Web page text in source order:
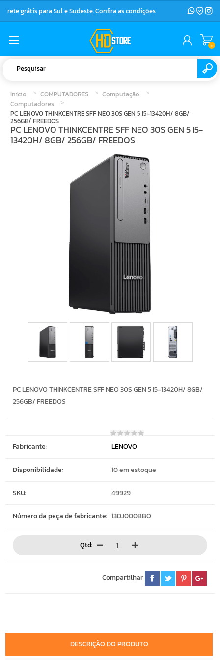
Frete grátis para Sul e Sudeste. Confira as condições
0
Início COMPUTADORES
Computação
Computadores
PC LENOVO THINKCENTRE SFF NEO 30S GEN 5 I5-13420H/ 8GB/
256GB/ FREEDOS
PC LENOVO THINKCENTRE SFF NEO 30S GEN 5 I5-
13420H/ 8GB/ 256GB/ FREEDOS
PC LENOVO THINKCENTRE SFF NEO 30S GEN 5 I5-13420H/ 8GB/
256GB/ FREEDOS
Fabricante: LENOVO
Disponibilidade: 10 em estoque
SKU: 49929
Número da peça de fabricante: 13DJ000BBO
Qtd:
Compartilhar
DESCRIÇÃO DO PRODUTO